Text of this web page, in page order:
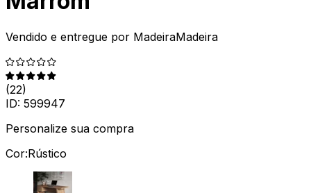
Vendido e entregue por MadeiraMadeira
(22)
ID: 599947
Personalize sua compra
Cor:Rústico